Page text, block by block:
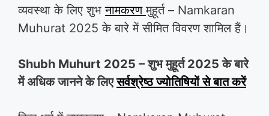
व्यवस्था के लिए शुभनामकरणमुहूर्त – Namkaran
Muhurat 2025 के बारे में सीमित विवरण शामिल हैं।
Shubh Muhurt 2025 – शुभ मुहूर्त 2025 के बारे
में अधिक जानने के लिएसर्वश्रेष्ठ ज्योतिषियों से बात करें